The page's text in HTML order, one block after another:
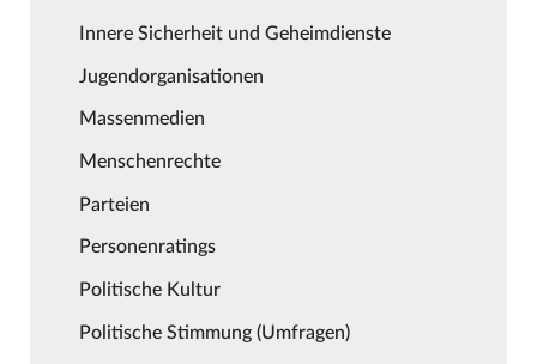
Innere Sicherheit und Geheimdienste
Jugendorganisationen
Massenmedien
Menschenrechte
Parteien
Personenratings
Politische Kultur
Politische Stimmung (Umfragen)